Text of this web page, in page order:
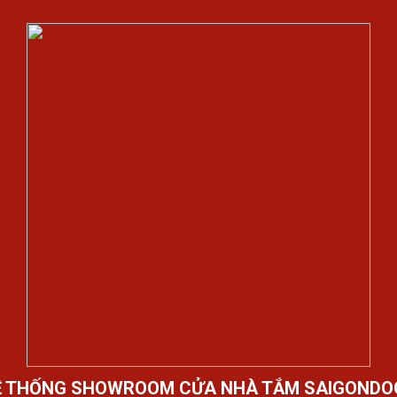
THỐNG SHOWROOM CỬA NHÀ TẮM